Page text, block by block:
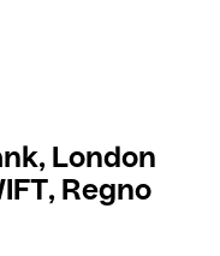
London
Regno